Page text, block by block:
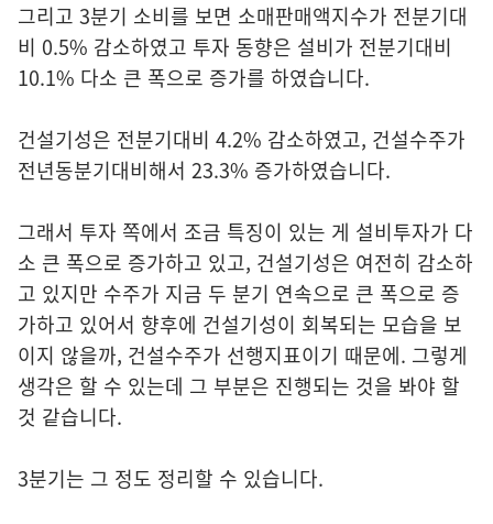
그리고 3분기 소비를 보면 소매판매액지수가 전분기대
비 0.5% 감소하였고 투자 동향은 설비가 전분기대비
10.1% 다소 큰 폭으로 증가를 하였습니다.
건설기성은 전분기대비 4.2% 감소하였고, 건설수주가
전년동분기대비해서 23.3% 증가하였습니다.
그래서 투자 쪽에서 조금 특징이 있는 게 설비투자가 다
소 큰 폭으로 증가하고 있고, 건설기성은 여전히 감소하
고 있지만 수주가 지금 두 분기 연속으로 큰 폭으로 증
가하고 있어서 향후에 건설기성이 회복되는 모습을 보
이지 않을까, 건설수주가 선행지표이기 때문에. 그렇게
생각은 할 수 있는데 그 부분은 진행되는 것을 봐야 할
것 같습니다.
3분기는 그 정도 정리할 수 있습니다.